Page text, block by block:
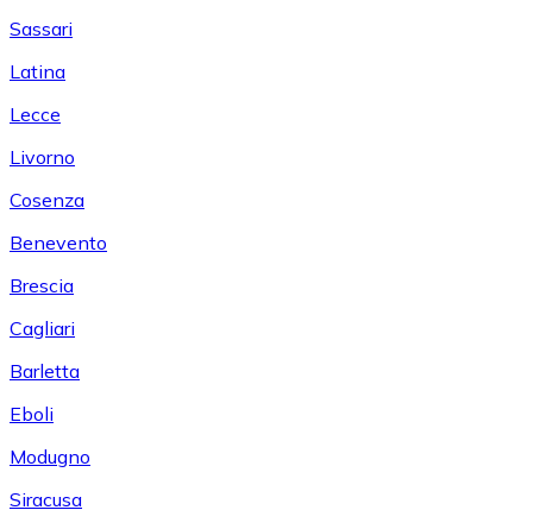
Sassari
Latina
Lecce
Livorno
Cosenza
Benevento
Brescia
Cagliari
Barletta
Eboli
Modugno
Siracusa